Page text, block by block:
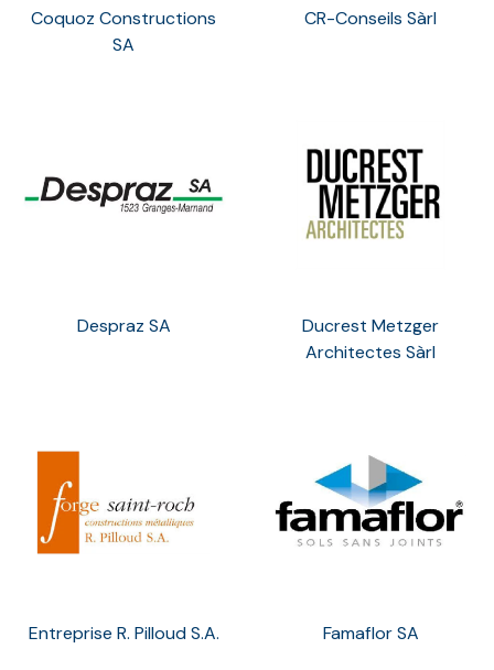
Coquoz Constructions
SA
CR-Conseils Sàrl
Despraz SA
Ducrest Metzger
Architectes Sàrl
Entreprise R. Pilloud S.A. Famaflor SA